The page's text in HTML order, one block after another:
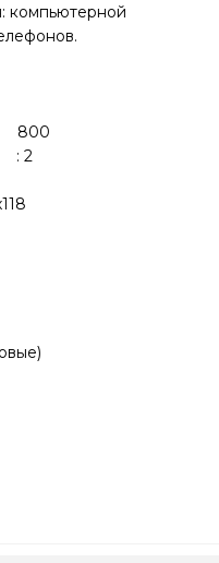
компьютерной
800
: 2